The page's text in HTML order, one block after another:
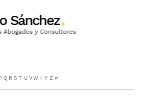
Q R S T U VW X Y Z #